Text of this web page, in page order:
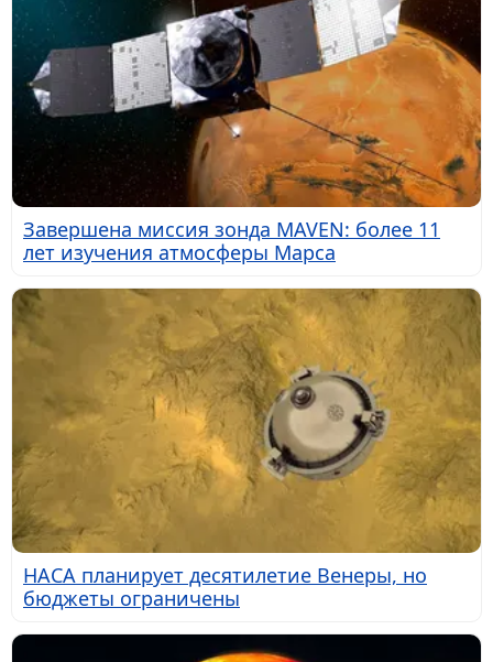
Завершена миссия зонда MAVEN: более 11
лет изучения атмосферы Марса
НАСА планирует десятилетие Венеры, но
бюджеты ограничены